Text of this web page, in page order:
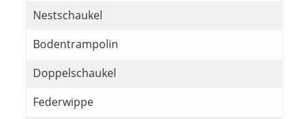
Nestschaukel
Bodentrampolin
Doppelschaukel
Federwippe